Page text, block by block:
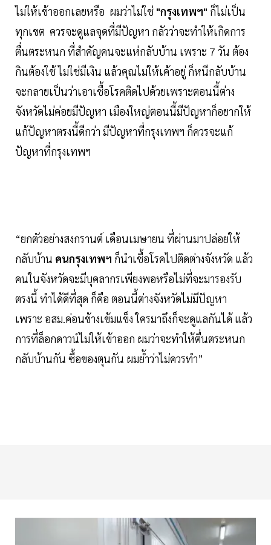
ไม่ให้เข้าออกเลยหรือ ผมว่าไม่ใช่ "กรุงเทพฯ" ก็ไม่เป็น
ทุกเขต ควรจะดูแลจุดที่มีปัญหา กลัวว่าจะทำให้เกิดการ
ตื่นตระหนก ที่สำคัญคนจะแห่กลับบ้าน เพราะ 7 วัน ต้อง
กินต้องใช้ ไม่ใช่มีเงิน แล้วคุณไม่ให้เค้าอยู่ ก็หนีกลับบ้าน
จะกลายเป็นว่าเอาเชื้อโรคติดไปด้วยเพราะตอนนี้ต่าง
จังหวัดไม่ค่อยมีปัญหา เมืองใหญ่ตอนนี้มีปัญหาก็อยากให้
แก้ปัญหาตรงนี้ดีกว่า มีปัญหาที่กรุงเทพฯ ก็ควรจะแก้
ปัญหาที่กรุงเทพฯ
“ยกตัวอย่างสงกรานต์ เดือนเมษายน ที่ผ่านมาปล่อยให้
กลับบ้าน คนกรุงเทพฯ ก็นำเชื้อโรคไปติดต่างจังหวัด แล้ว
คนในจังหวัดจะมีบุคลากรเพียงพอหรือไม่ที่จะมารองรับ
ตรงนี้ ทำได้ดีที่สุด ก็คือ ตอนนี้ต่างจังหวัดไม่มีปัญหา
เพราะ อสม.ค่อนข้างเข้มแข็ง ใครมาถึงก็จะดูแลกันได้ แล้ว
การที่ล็อกดาวน์ไม่ให้เข้าออก ผมว่าจะทำให้ตื่นตระหนก
กลับบ้านกัน ซื้อของตุนกัน ผมย้ำว่าไม่ควรทำ”